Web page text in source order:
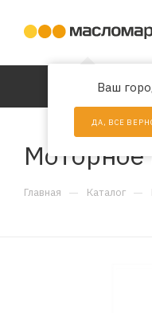
Ваш
ДА, ВСЕ
КАТАЛОГ
Моторное
Главная — Каталог —